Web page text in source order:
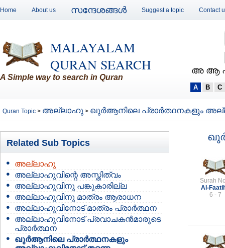
Home About us സന്ദേശങ്ങള്‍ Suggest a topic Contact
MALAYALAM
QURAN SEARCH
A Simple way to search in Quran
അ ആ
A B C
Quran Topic > അല്ലാഹു > ഖുര്‍ആനിലെ പ്രാര്‍ത്ഥനകളും
Related Sub Topics
അല്ലാഹു
അല്ലാഹുവിന്റെ അസ്തിത്വം
അല്ലാഹുവിനു പങ്കുകാരില്ല
അല്ലാഹുവിനു മാത്രം ആരാധന
അല്ലാഹുവിനോട് മാത്രം പ്രാര്‍ത്ഥന
അല്ലാഹുവിനോട് പ്രവാചകന്‍മാരുടെ
പ്രാര്‍ത്ഥന
ഖുര്‍ആനിലെ പ്രാര്‍ത്ഥനകളും
Surah
Al-
6 - 7